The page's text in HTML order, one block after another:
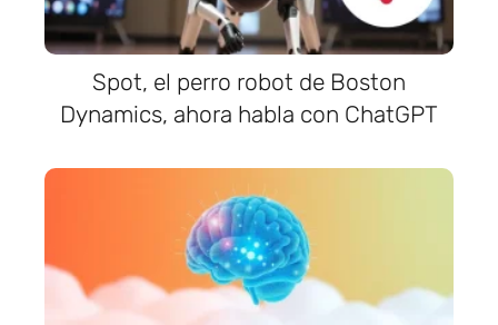
Spot, el perro robot de Boston
Dynamics, ahora habla con ChatGPT